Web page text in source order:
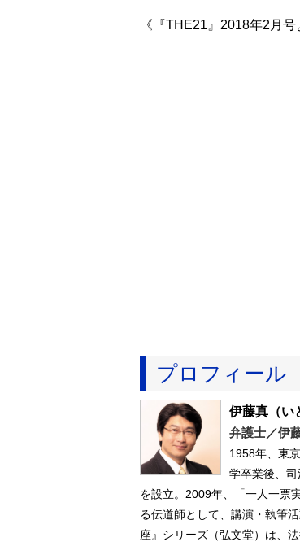
《『THE21』2018年2月号
プロフィール
伊藤真 （
弁護士／伊
1958年、東
学卒業後、
を設立。2009年、「一人一票
る伝道師として、講演・執筆
座』シリーズ（弘文堂）は、